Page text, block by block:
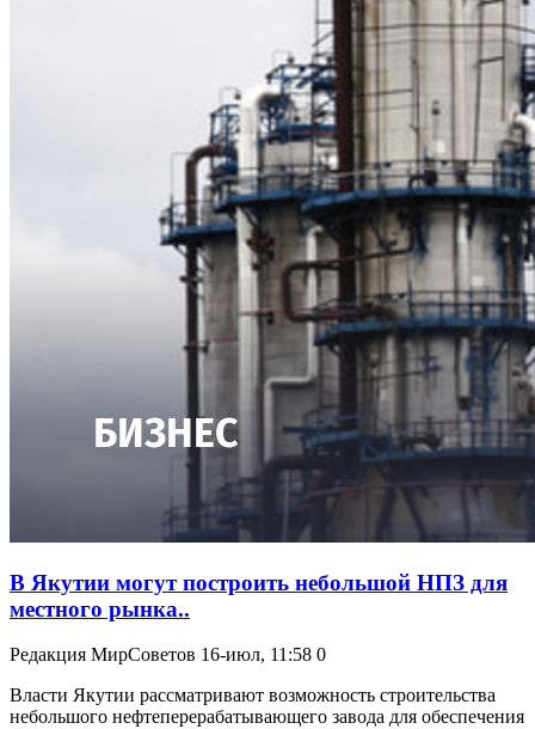
В Якутии могут построить небольшой НПЗ для
местного рынка..
Редакция МирСоветов 16-июл, 11:58 0
Власти Якутии рассматривают возможность строительства
небольшого нефтеперерабатывающего завода для обеспечения